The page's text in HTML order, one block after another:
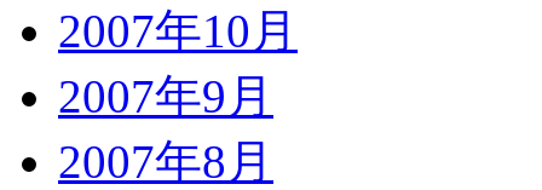
2007年10月
2007年9月
2007年8月